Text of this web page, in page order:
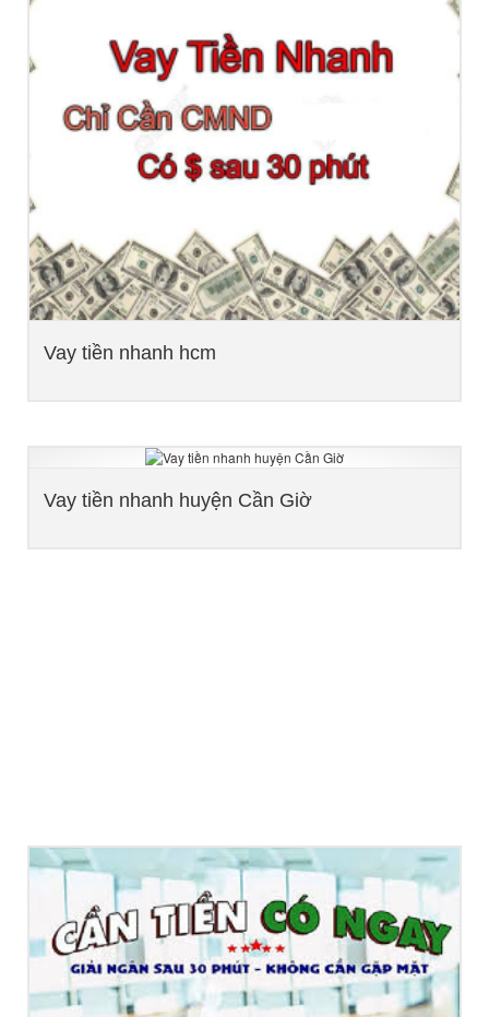
Vay tiền nhanh hcm
Vay tiền nhanh huyện Cần Giờ